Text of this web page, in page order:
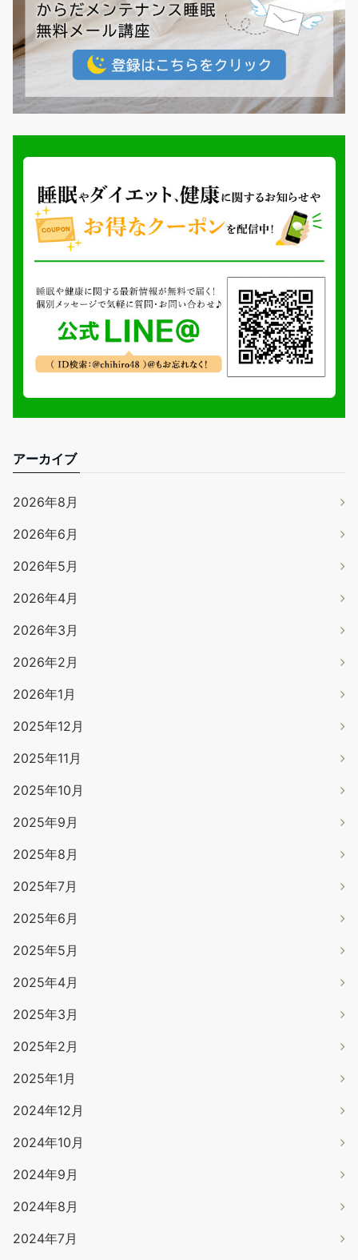
アーカイブ
2026年8月
2026年6月
2026年5月
2026年4月
2026年3月
2026年2月
2026年1月
2025年12月
2025年11月
2025年10月
2025年9月
2025年8月
2025年7月
2025年6月
2025年5月
2025年4月
2025年3月
2025年2月
2025年1月
2024年12月
2024年10月
2024年9月
2024年8月
2024年7月